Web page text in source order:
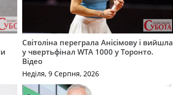
Світоліна переграла Анісімову і вийшла
у чвертьфінал WTA 1000 у Торонто.
Відео
Неділя, 9 Серпня, 2026